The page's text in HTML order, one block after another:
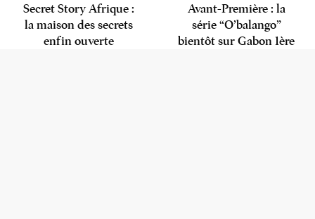
Secret Story Afrique :
la maison des secrets
enfin ouverte
Avant-Première : la
série “O’balango”
bientôt sur Gabon 1ère